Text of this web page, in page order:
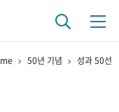
50년 기념 성과 50선